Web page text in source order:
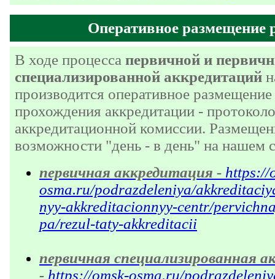
Оперативное размещение
В ходе процесса первичной и
специализированной аккредитаций
производится оперативное размещение
прохождения аккредитации -
аккредитационной комиссии.
возможности "день - в день" на нашем
первичная аккредитация - https://
osma.ru/podrazdeleniya/
nyy-akkreditacionnyy-centr/
pa/rezul-taty-akkreditacii
первичная специализированная
- https://omsk-osma.ru/